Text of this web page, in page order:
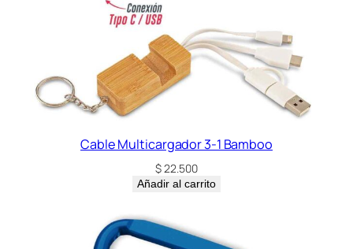
Cable Multicargador 3-1 Bamboo
$22.500
Añadir al carrito